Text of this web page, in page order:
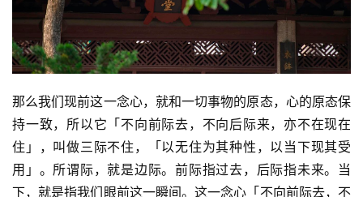
慈
善
教
人
物
寺
登录 注册
那么我们现前这一念心，就和一切事物的原态，心的原态保
持一致，所以它「不向前际去，不向后际来，亦不在现在
住」，叫做三际不住，「以无住为其种性，以当下现其受
用」。所谓际，就是边际。前际指过去，后际指未来。当
下，就是指我们眼前这一瞬间。这一念心「不向前际去，不